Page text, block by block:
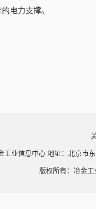
电力支撑。
工业信息中心 地址：北京市
版权所有：冶金